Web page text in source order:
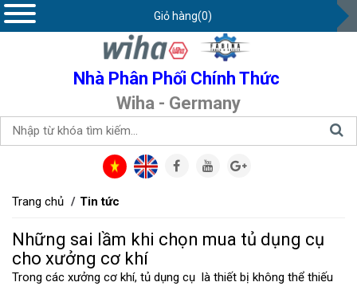
Nhà Phân Phối Chính Thức
Wiha - Germany
Giỏ hàng(0)
Trang chủ Tin tức
Những sai lầm khi chọn mua tủ dụng cụ
cho xưởng cơ khí
Trong các xưởng cơ khí, tủ dụng cụ là thiết bị không thể thiếu